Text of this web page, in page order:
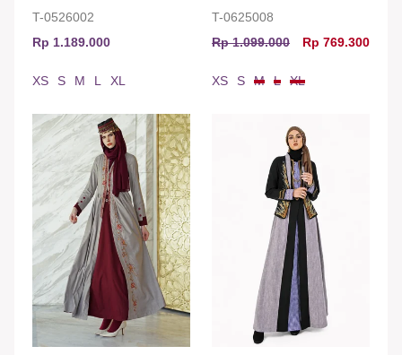
T-0526002
Rp 1.189.000
XS S M L XL
T-0625008
Rp 1.099.000
Rp 769.300
XS S M L XL